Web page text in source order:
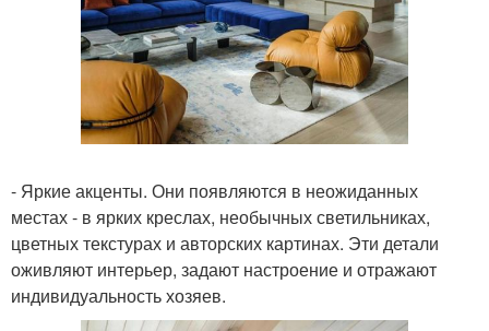
- Яркие акценты. Они появляются в неожиданных
местах - в ярких креслах, необычных светильниках,
цветных текстурах и авторских картинах. Эти детали
оживляют интерьер, задают настроение и отражают
индивидуальность хозяев.